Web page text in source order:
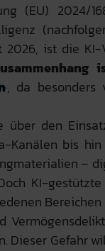
(EU) 2024/
2026, ist die
, da besonders
über den
Kanälen bis
–
Dieser Gefahr